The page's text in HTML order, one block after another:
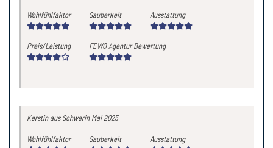
Wohlfühlfaktor Sauberkeit Ausstattung
Preis/Leistung FEWO Agentur Bewertung
Kerstinaus Schwerin Mai 2025
Wohlfühlfaktor Sauberkeit Ausstattung